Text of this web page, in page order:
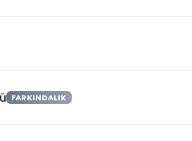
FARKINDALIK